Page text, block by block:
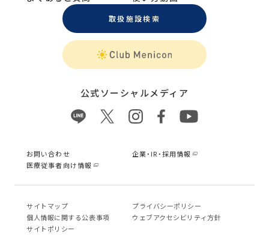
取扱施設検索
公式ソーシャルメディア
お問い合わせ
企業・IR・採用情報
医療従事者向け情報
サイトマップ
プライバシーポリシー
個⼈情報に関する公表事項
ウェブアクセシビリティ方針
サイトポリシー